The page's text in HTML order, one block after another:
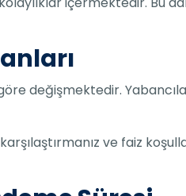
değişmektedir.
ve faiz